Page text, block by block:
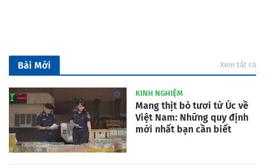
Bài Mới Xem tất cả
KINH NGHIỆM
Mang thịt bò tươi từ Úc về
Việt Nam: Những quy định
mới nhất bạn cần biết